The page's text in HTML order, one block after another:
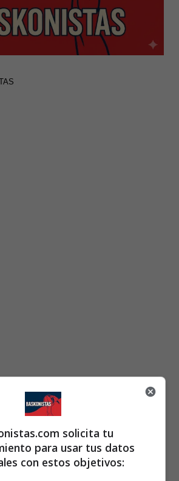
solicita tu
para usar tus datos
con estos objetivos: